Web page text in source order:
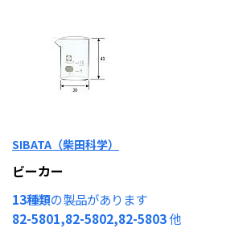
SIBATA（柴田科学）
ビーカー
13種類の製品があります
82-5801,82-5802,82-5803他